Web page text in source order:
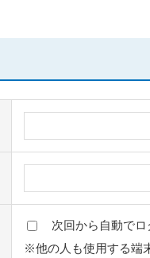
次回から自動でロ
※他の人も使用する端